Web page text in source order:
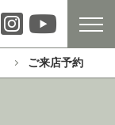
ご来店予約